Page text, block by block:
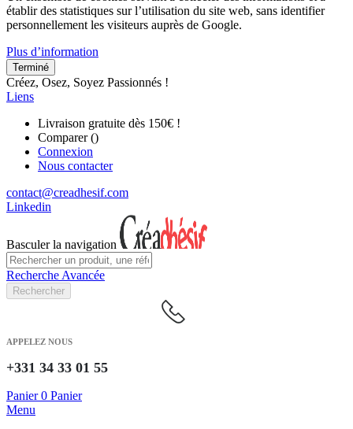
établir des statistiques sur l’utilisation du site web, sans identifier
personnellement les visiteurs auprès de Google.
Plus d’information
Terminé
Créez, Osez, Soyez Passionnés !
Liens
Livraison gratuite dès 150€ !
Comparer ()
Connexion
Nous contacter
contact@creadhesif.com
Linkedin
Basculer la navigation
Recherche Avancée
Rechercher
APPELEZ NOUS
+331 34 33 01 55
Panier 0 Panier
Menu